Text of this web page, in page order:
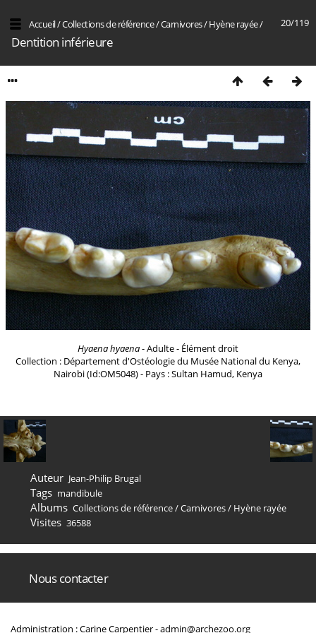
20/119
Accueil/Collections de référence/Carnivores/Hyène rayée/
Dentition inférieure
Hyaena hyaena- Adulte - Élément droit
Collection : Département d'Ostéologie du Musée National du Kenya,
Nairobi (Id:OM5048) - Pays : Sultan Hamud, Kenya
Auteur Jean-Philip Brugal
Tags mandibule
Albums Collections de référence/Carnivores/ Hyène rayée
Visites 36588
Nous contacter
Administration : Carine Carpentier -admin@archezoo.org